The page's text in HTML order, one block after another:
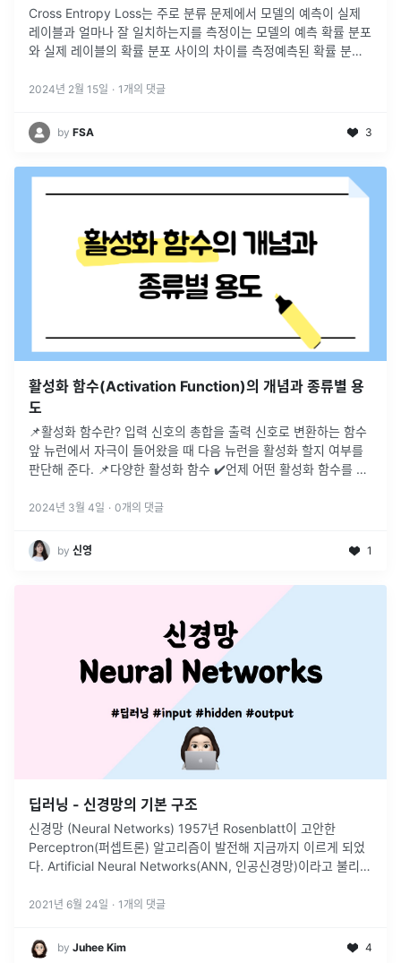
Cross Entropy Loss는 주로 분류 문제에서 모델의 예측이 실제
레이블과 얼마나 잘 일치하는지를 측정이는 모델의 예측 확률 분포
와 실제 레이블의 확률 분포 사이의 차이를 측정예측된 확률 분포
는...
2024년 2월 15일 · 1 개의 댓글
by FSA 3
활성화 함수(Activation Function)의 개념과 종류별 용
도
📌활성화 함수란? 입력 신호의 총합을 출력 신호로 변환하는 함수
앞 뉴런에서 자극이 들어왔을 때 다음 뉴런을 활성화 할지 여부를
판단해 준다. 📌다양한 활성화 함수 ✔️언제 어떤 활성화 함수를 사
용도 | |:---:|---|---| | 은닉층 | ReLu, Leaky ReLu...
2024년 3월 4일 · 0개의 댓글
by 신영 1
딥러닝 - 신경망의 기본 구조
신경망 (Neural Networks) 1957년 Rosenblatt이 고안한
Perceptron(퍼셉트론) 알고리즘이 발전해 지금까지 이르게 되었
다. Artificial Neural Networks(ANN, 인공신경망)이라고 불리는
2021년 6월 24일 · 1 개의 댓글
by ‍Juhee Kim 4